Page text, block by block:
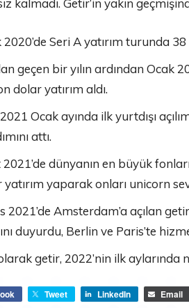
kalmadı. Getir’in yakın
2020’de Seri A yatırım turunda
geçen bir yılın ardından Ocak
dolar yatırım aldı.
Ocak ayında ilk yurtdışı
attı.
dünyanın en büyük
yaparak onları unicorn
2021’de Amsterdam’a açılan
duyurdu, Berlin ve Paris’te
getir, 2022’nin ilk aylarında
Tweet LinkedIn Email